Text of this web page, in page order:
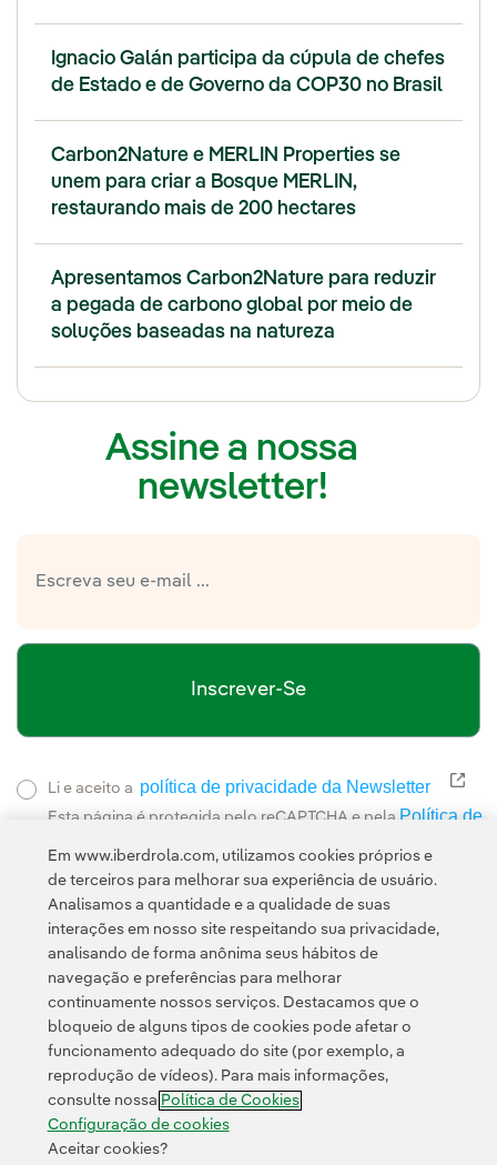
Ignacio Galán participa da cúpula de chefes
de Estado e de Governo da COP30 no Brasil
Carbon2Nature e MERLIN Properties se
unem para criar a Bosque MERLIN,
restaurando mais de 200 hectares
Apresentamos Carbon2Nature para reduzir
a pegada de carbono global por meio de
soluções baseadas na natureza
Assine a nossa
newsletter!
Inscrever-Se
Li e aceito a política de privacidade da Newsletter Link
Esta página é protegida pelo reCAPTCHA e pela Política de
Contato Clientes Política de Privacidade Informação legal
Política de cookies Configuração de cookies Acessibilidade
Canal de denúncias
© 2026 Iberdrola, S.A. Todos os direitos reservados.
Em www.iberdrola.com, utilizamos cookies próprios e
de terceiros para melhorar sua experiência de usuário.
Analisamos a quantidade e a qualidade de suas
interações em nosso site respeitando sua privacidade,
analisando de forma anônima seus hábitos de
navegação e preferências para melhorar
continuamente nossos serviços. Destacamos que o
bloqueio de alguns tipos de cookies pode afetar o
funcionamento adequado do site (por exemplo, a
reprodução de vídeos). Para mais informações,
consulte nossa Política de Cookies
Configuração de cookies
Aceitar cookies?